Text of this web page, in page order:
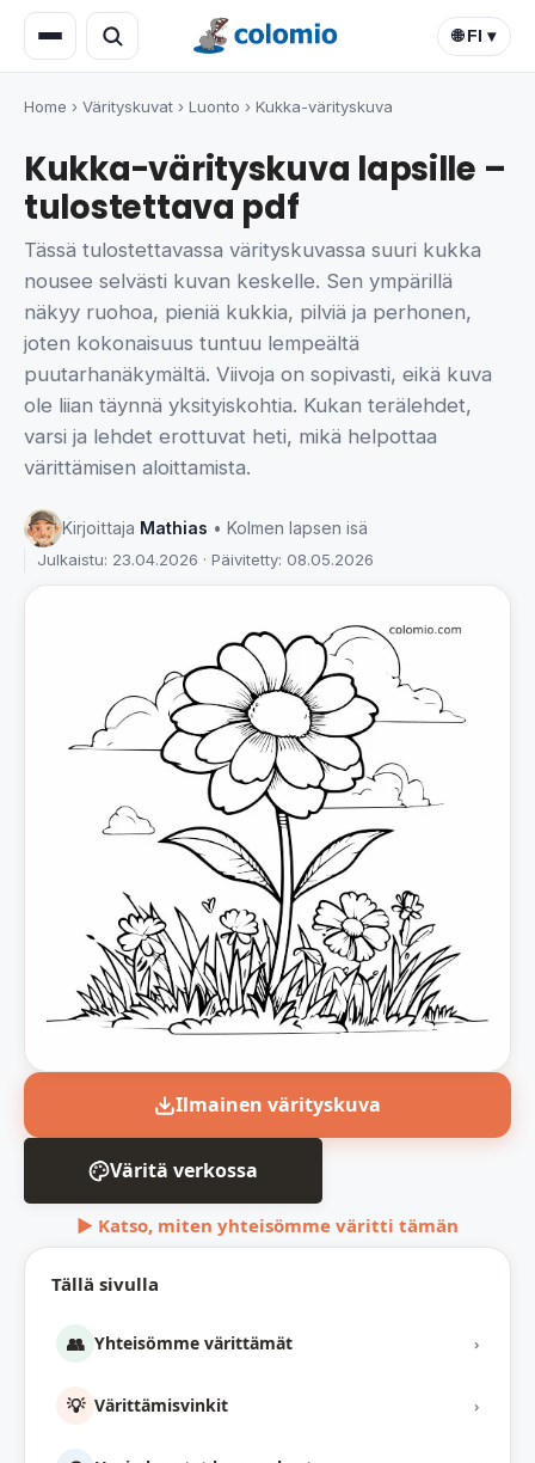
🌐 FI ▾
Home › Värityskuvat › Luonto › Kukka-värityskuva
Kukka-värityskuva lapsille –
tulostettava pdf
Tässä tulostettavassa värityskuvassa suuri kukka
nousee selvästi kuvan keskelle. Sen ympärillä
näkyy ruohoa, pieniä kukkia, pilviä ja perhonen,
joten kokonaisuus tuntuu lempeältä
puutarhanäkymältä. Viivoja on sopivasti, eikä kuva
ole liian täynnä yksityiskohtia. Kukan terälehdet,
varsi ja lehdet erottuvat heti, mikä helpottaa
värittämisen aloittamista.
Kirjoittaja Mathias • Kolmen lapsen isä
Julkaistu: 23.04.2026 · Päivitetty: 08.05.2026
Tällä sivulla
👥 Yhteisömme värittämät ›
💡 Värittämisvinkit ›
Ilmainen värityskuva
Väritä verkossa
▶ Katso, miten yhteisömme väritti tämän